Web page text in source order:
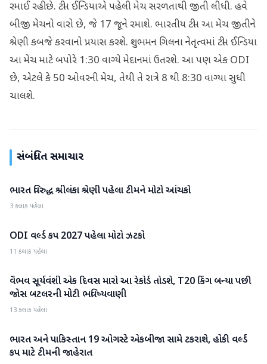
રમાઈ રહી છે. ટીમ ઈન્ડિયાએ પહેલી મેચ સરળતાથી જીતી લીધી. હવે
બીજી મેચનો વારો છે, જે 17 જૂને રમાશે. ભારતીય ટીમ આ મેચ જીતીને
શ્રેણી કબજે કરવાનો પ્રયાસ કરશે. શુભમન ગિલના નેતૃત્વમાં ટીમ ઈન્ડિયા
આ મેચ માટે બપોરે 1:30 વાગ્યે મેદાનમાં ઉતરશે. આ પણ એક ODI
છે, એટલે કે 50 ઓવરની મેચ, તેથી તે રાત્રે 8 થી 8:30 વાગ્યા સુધી
ચાલશે.
સંબંધિત સમાચાર
રમતગમત
ભારત વિરુદ્ધ શ્રીલંકા શ્રેણી પહેલા ટીમને મોટો આંચકો
3 કલાક પહેલા
રમતગમત
ODI વર્લ્ડ કપ 2027 પહેલા મોટો ઝટકો
11 કલાક પહેલા
રમતગમત
વૈભવ સૂર્યવંશી એક દિવસ મારો આ રેકોર્ડ તોડશે, T20 કિંગ બન્યા પછી
જોસ બટલરની મોટી ભવિષ્યવાણી
13 કલાક પહેલા
રમતગમત
ભારત અને પાકિસ્તાન 19 ઓગસ્ટે એકબીજા સામે ટકરાશે, હોકી વર્લ્ડ
કપ માટે ટીમની જાહેરાત